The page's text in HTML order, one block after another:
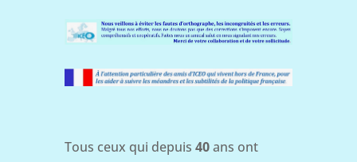
Tous ceux qui depuis 40ans ont